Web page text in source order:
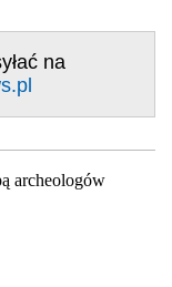
na
archeologów